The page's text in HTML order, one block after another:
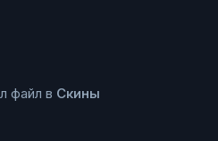
файл в Скины